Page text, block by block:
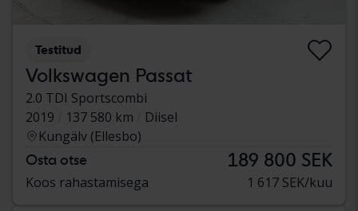
Testitud
Volkswagen Passat
2.0 TDI Sportscombi
2019
137 580 km
Diisel
Kungälv (Ellesbo)
Osta otse 189 800 SEK
Koos rahastamisega 1 617 SEK/kuu